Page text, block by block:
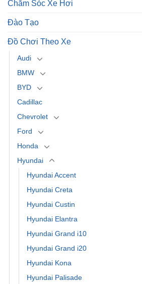
Chăm Sóc Xe Hơi
Đào Tạo
Đồ Chơi Theo Xe
Audi
BMW
BYD
Cadillac
Chevrolet
Ford
Honda
Hyundai
Hyundai Accent
Hyundai Creta
Hyundai Custin
Hyundai Elantra
Hyundai Grand i10
Hyundai Grand i20
Hyundai Kona
Hyundai Palisade